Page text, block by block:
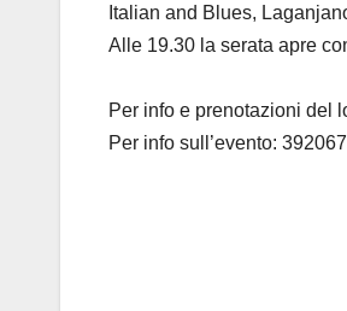
Italian and Blues,
Alle 19.30 la serata apre
Per info e prenotazioni del
Per info sull’evento: